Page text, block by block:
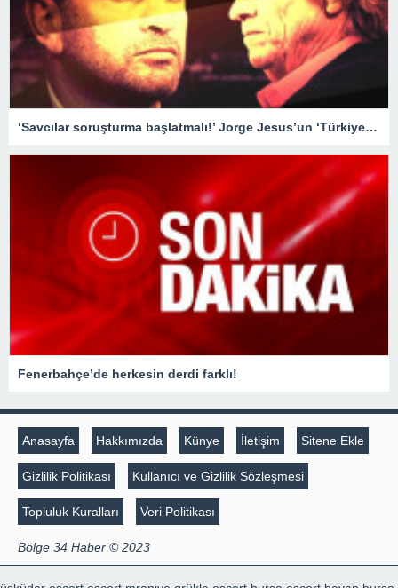
‘Savcılar soruşturma başlatmalı!’ Jorge Jesus’un ‘Türkiye’de maçlar sahada değil, masabaşında kazanılıyor’ sözleri tartışılmaya devam ediyor…
Fenerbahçe’de herkesin derdi farklı!
Anasayfa Hakkımızda Künye İletişim Sitene Ekle
Gizlilik Politikası Kullanıcı ve Gizlilik Sözleşmesi
Topluluk Kuralları Veri Politikası
Bölge 34 Haber © 2023